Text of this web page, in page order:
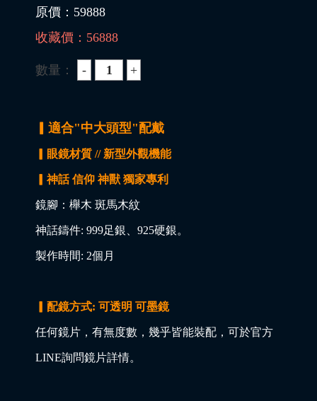
原價： 59888
收藏價： 56888
數量：
▎適合"中大頭型"配戴
▎眼鏡材質 // 新型外觀機能
▎神話 信仰 神獸 獨家專利
鏡腳：櫸木 斑馬木紋
神話鑄件: 999足銀、925硬銀。
製作時間: 2個月
▎配鏡方式: 可透明 可墨鏡
任何鏡片，有無度數，幾乎皆能裝配，可於官方
LINE詢問鏡片詳情。